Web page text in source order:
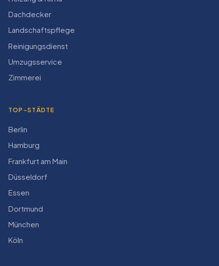
Dachdecker
Landschaftspflege
Reinigungsdienst
Umzugsservice
Zimmerei
TOP-STÄDTE
Berlin
Hamburg
Frankfurt am Main
Düsseldorf
Essen
Dortmund
München
Köln